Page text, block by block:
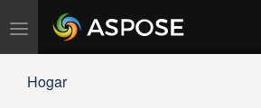
Alternar
navegación
Hogar